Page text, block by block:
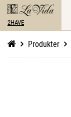
2HAVE
Produkter